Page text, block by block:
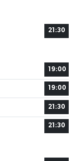
21:30
19:00
19:00
21:30
21:30